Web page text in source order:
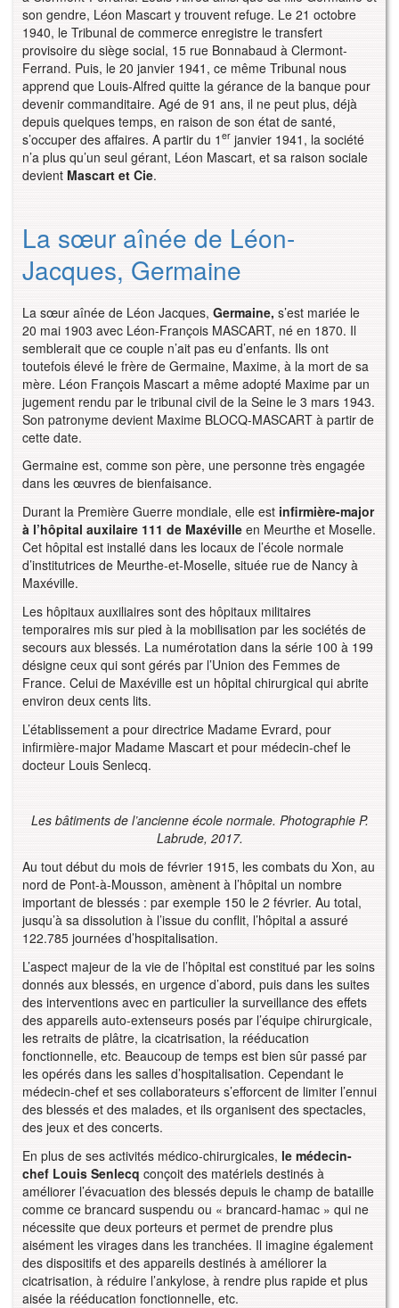
son gendre, Léon Mascart y trouvent refuge. Le 21 octobre
1940, le Tribunal de commerce enregistre le transfert
provisoire du siège social, 15 rue Bonnabaud à Clermont-
Ferrand. Puis, le 20 janvier 1941, ce même Tribunal nous
apprend que Louis-Alfred quitte la gérance de la banque pour
devenir commanditaire. Agé de 91 ans, il ne peut plus, déjà
depuis quelques temps, en raison de son état de santé,
s’occuper des affaires. A partir du 1 er janvier 1941, la société
n’a plus qu’un seul gérant, Léon Mascart, et sa raison sociale
devient Mascart et Cie.
La sœur aînée de Léon-
Jacques, Germaine 
La sœur aînée de Léon Jacques, Germaine, s’est mariée le
20 mai 1903 avec Léon-François MASCART, né en 1870. Il
semblerait que ce couple n’ait pas eu d’enfants. Ils ont
toutefois élevé le frère de Germaine, Maxime, à la mort de sa
mère. Léon François Mascart a même adopté Maxime par un
jugement rendu par le tribunal civil de la Seine le 3 mars 1943.
Son patronyme devient Maxime BLOCQ-MASCART à partir de
cette date.
Germaine est, comme son père, une personne très engagée
dans les œuvres de bienfaisance.
Durant la Première Guerre mondiale, elle est infirmière-major
à l’hôpital auxilaire 111 de Maxéville en Meurthe et Moselle.
Cet hôpital est installé dans les locaux de l’école normale
d’institutrices de Meurthe-et-Moselle, située rue de Nancy à
Maxéville.
Les hôpitaux auxiliaires sont des hôpitaux militaires
temporaires mis sur pied à la mobilisation par les sociétés de
secours aux blessés. La numérotation dans la série 100 à 199
désigne ceux qui sont gérés par l’Union des Femmes de
France. Celui de Maxéville est un hôpital chirurgical qui abrite
environ deux cents lits.
L’établissement a pour directrice Madame Evrard, pour
infirmière-major Madame Mascart et pour médecin-chef le
docteur Louis Senlecq.
Les bâtiments de l’ancienne école normale. Photographie P.
Labrude, 2017.
Au tout début du mois de février 1915, les combats du Xon, au
nord de Pont-à-Mousson, amènent à l’hôpital un nombre
important de blessés : par exemple 150 le 2 février. Au total,
jusqu’à sa dissolution à l’issue du conflit, l’hôpital a assuré
122.785 journées d’hospitalisation.
L’aspect majeur de la vie de l’hôpital est constitué par les soins
donnés aux blessés, en urgence d’abord, puis dans les suites
des interventions avec en particulier la surveillance des effets
des appareils auto-extenseurs posés par l’équipe chirurgicale,
les retraits de plâtre, la cicatrisation, la rééducation
fonctionnelle, etc. Beaucoup de temps est bien sûr passé par
les opérés dans les salles d’hospitalisation. Cependant le
médecin-chef et ses collaborateurs s’efforcent de limiter l’ennui
des blessés et des malades, et ils organisent des spectacles,
des jeux et des concerts.
En plus de ses activités médico-chirurgicales, le médecin-
chef Louis Senlecq conçoit des matériels destinés à
améliorer l’évacuation des blessés depuis le champ de bataille
comme ce brancard suspendu ou « brancard-hamac » qui ne
nécessite que deux porteurs et permet de prendre plus
aisément les virages dans les tranchées. Il imagine également
des dispositifs et des appareils destinés à améliorer la
cicatrisation, à réduire l’ankylose, à rendre plus rapide et plus
aisée la rééducation fonctionnelle, etc.